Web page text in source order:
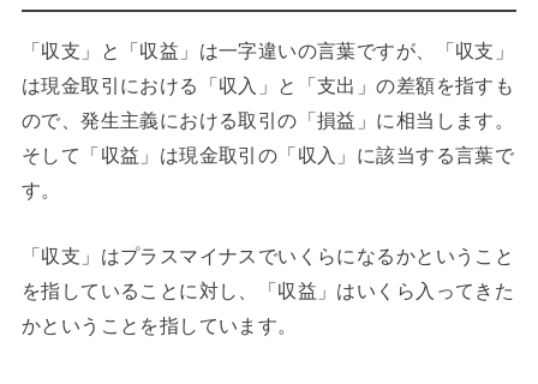
「収支」と「収益」は一字違いの言葉ですが、「収支」
は現金取引における「収入」と「支出」の差額を指すも
ので、発生主義における取引の「損益」に相当します。
そして「収益」は現金取引の「収入」に該当する言葉で
す。
「収支」はプラスマイナスでいくらになるかということ
を指していることに対し、「収益」はいくら入ってきた
かということを指しています。